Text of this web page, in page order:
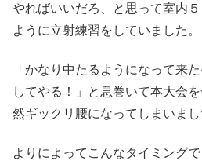
やればいいだろ、と思って室内
ように立射練習をしていました。
「かなり中たるようになって来
してやる！」と息巻いて本大会
然ギックリ腰になってしまいまし
よりによってこんなタイミング